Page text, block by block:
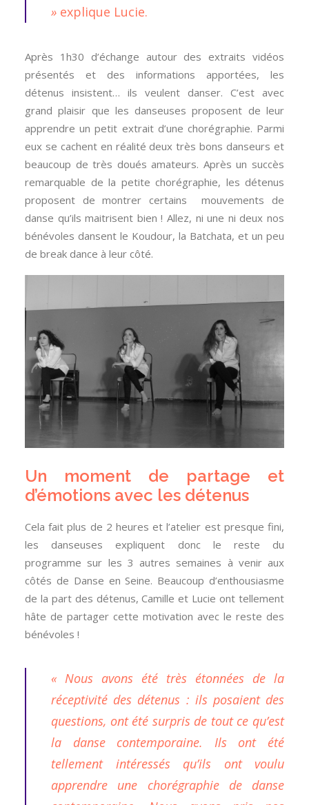
» explique Lucie.
Après 1h30 d’échange autour des extraits vidéos
présentés et des informations apportées, les
détenus insistent… ils veulent danser. C’est avec
grand plaisir que les danseuses proposent de leur
apprendre un petit extrait d’une chorégraphie. Parmi
eux se cachent en réalité deux très bons danseurs et
beaucoup de très doués amateurs. Après un succès
remarquable de la petite chorégraphie, les détenus
proposent de montrer certains mouvements de
danse qu’ils maitrisent bien ! Allez, ni une ni deux nos
bénévoles dansent le Koudour, la Batchata, et un peu
de break dance à leur côté.
Un moment de partage et
d’émotions avec les détenus
Cela fait plus de 2 heures et l’atelier est presque fini,
les danseuses expliquent donc le reste du
programme sur les 3 autres semaines à venir aux
côtés de Danse en Seine. Beaucoup d’enthousiasme
de la part des détenus, Camille et Lucie ont tellement
hâte de partager cette motivation avec le reste des
bénévoles !
« Nous avons été très étonnées de la
réceptivité des détenus : ils posaient des
questions, ont été surpris de tout ce qu’est
la danse contemporaine. Ils ont été
tellement intéressés qu’ils ont voulu
apprendre une chorégraphie de danse